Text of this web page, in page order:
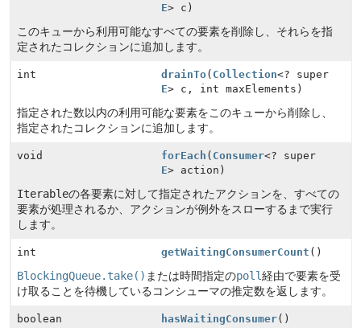
E> c)
このキューから利用可能なすべての要素を削除し、それらを指
定されたコレクションに追加します。
int drainTo( Collection<? super
E> c, int maxElements)
指定された数以内の利用可能な要素をこのキューから削除し、
指定されたコレクションに追加します。
void forEach ( Consumer<? super
E> action)
Iterableの各要素に対して指定されたアクションを、すべての
要素が処理されるか、アクションが例外をスローするまで実行
します。
int getWaitingConsumerCount ()
BlockingQueue.take() または時間指定のpoll経由で要素を受
け取ることを待機しているコンシューマの推定数を返します。
boolean hasWaitingConsumer()